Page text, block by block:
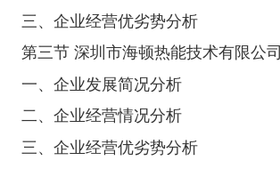
三、企业经营优劣势分析
第三节 深圳市海顿热能技术有限公司
一、企业发展简况分析
二、企业经营情况分析
三、企业经营优劣势分析